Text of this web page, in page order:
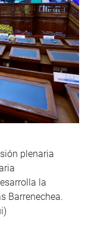
plenaria
la
Barrenechea.